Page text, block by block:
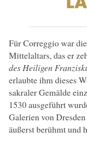
Für Correggio war
Mittelaltars, das er
des Heiligen
erlaubte ihm dieses
sakraler Gemälde
1530 ausgeführt
Galerien von
äußerst berühmt und